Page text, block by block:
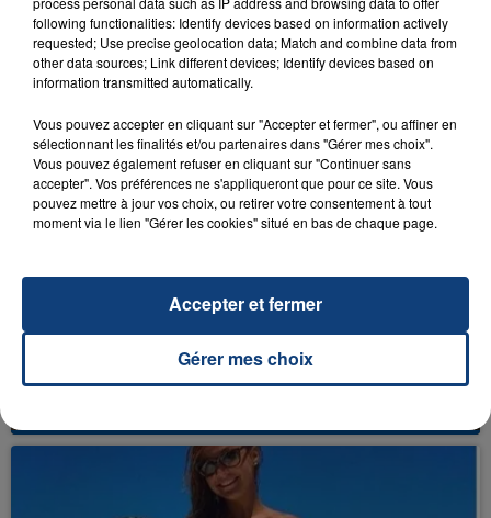
29 juillet 2016
CÉLINE DION TOUCHÉE PAR SAMUEL QUI
CHANTE L'UN DE SES TUBES !
JENNIFER LOPEZ FÊTE SES 47 ANS SANS
following functionalities: Identify devices based on information actively
requested; Use precise geolocation data; Match and combine data from
other data sources; Link different devices; Identify devices based on
information transmitted automatically.
Vous pouvez accepter en cliquant sur "Accepter et fermer", ou affiner en
sélectionnant les finalités et/ou partenaires dans "Gérer mes choix".
Vous pouvez également refuser en cliquant sur "Continuer sans
accepter". Vos préférences ne s'appliqueront que pour ce site. Vous
pouvez mettre à jour vos choix, ou retirer votre consentement à tout
moment via le lien "Gérer les cookies" situé en bas de chaque page.
Gérer mes choix
Accepter et fermer